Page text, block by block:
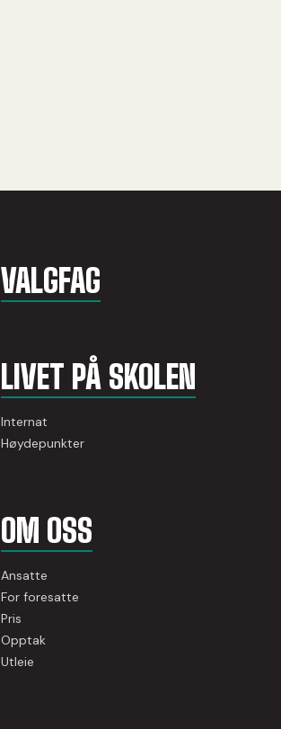
VALGFAG
LIVET PÅ SKOLEN
Internat
Høydepunkter
OM OSS
Ansatte
For foresatte
Pris
Opptak
Utleie